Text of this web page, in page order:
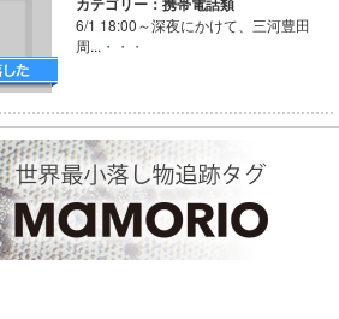
6/1 18:00～深夜にかけて、三河豊田
周... ・・・